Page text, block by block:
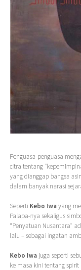
Penguasa-penguasa
citra tentang
yang dianggap bangsa
dalam banyak narasi
Seperti Kebo Iwa yang
Palapa-nya sekaligus
“Penyatuan Nusantara”
lalu – sebagai ingatan
Kebo Iwa juga seperti
ke masa kini tentang